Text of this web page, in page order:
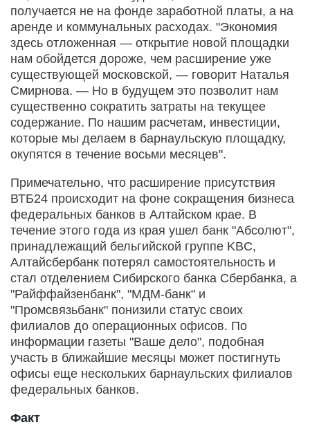
получается не на фонде заработной платы, а на
аренде и коммунальных расходах. "Экономия
здесь отложенная — открытие новой площадки
нам обойдется дороже, чем расширение уже
существующей московской, — говорит Наталья
Смирнова. — Но в будущем это позволит нам
существенно сократить затраты на текущее
содержание. По нашим расчетам, инвестиции,
которые мы делаем в барнаульскую площадку,
окупятся в течение восьми месяцев".
Примечательно, что расширение присутствия
ВТБ24 происходит на фоне сокращения бизнеса
федеральных банков в Алтайском крае. В
течение этого года из края ушел банк "Абсолют",
принадлежащий бельгийской группе KBC,
Алтайсбербанк потерял самостоятельность и
стал отделением Сибирского банка Сбербанка, а
"Райффайзенбанк", "МДМ-банк" и
"Промсвязьбанк" понизили статус своих
филиалов до операционных офисов. По
информации газеты "Ваше дело", подобная
участь в ближайшие месяцы может постигнуть
офисы еще нескольких барнаульских филиалов
федеральных банков.
Факт